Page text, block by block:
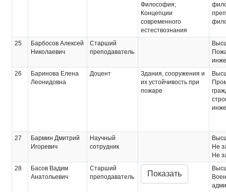
Философия;
Концепции
современного
естествознания
25
Барбосов Алексей
Николаевич
Старший
преподаватель
26
Баринова Елена
Леонидовна
Доцент
Здания, сооружения и
их устойчивость при
пожаре
27
Бармин Дмитрий
Игоревич
Научный
сотрудник
Не
Не
28
Басов Вадим
Анатольевич
Старший
преподаватель
Показать